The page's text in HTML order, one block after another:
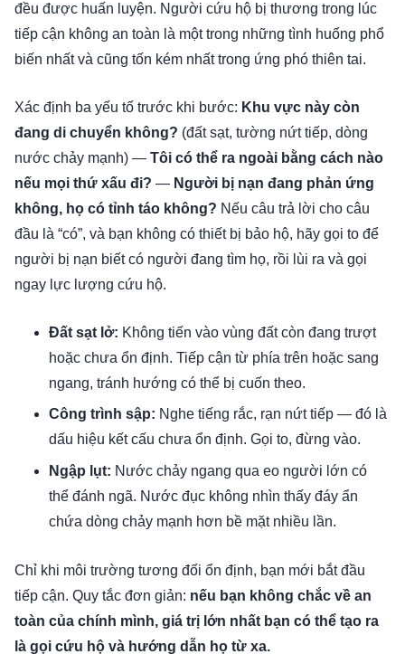
đều được huấn luyện. Người cứu hộ bị thương trong lúc
tiếp cận không an toàn là một trong những tình huống phổ
biến nhất và cũng tốn kém nhất trong ứng phó thiên tai.
Xác định ba yếu tố trước khi bước: Khu vực này còn
đang di chuyển không? (đất sạt, tường nứt tiếp, dòng
nước chảy mạnh) — Tôi có thể ra ngoài bằng cách nào
nếu mọi thứ xấu đi? — Người bị nạn đang phản ứng
không, họ có tỉnh táo không? Nếu câu trả lời cho câu
đầu là “có”, và bạn không có thiết bị bảo hộ, hãy gọi to để
người bị nạn biết có người đang tìm họ, rồi lùi ra và gọi
ngay lực lượng cứu hộ.
Đất sạt lở: Không tiến vào vùng đất còn đang trượt
hoặc chưa ổn định. Tiếp cận từ phía trên hoặc sang
ngang, tránh hướng có thể bị cuốn theo.
Công trình sập: Nghe tiếng rắc, rạn nứt tiếp — đó là
dấu hiệu kết cấu chưa ổn định. Gọi to, đừng vào.
Ngập lụt: Nước chảy ngang qua eo người lớn có
thể đánh ngã. Nước đục không nhìn thấy đáy ẩn
chứa dòng chảy mạnh hơn bề mặt nhiều lần.
Chỉ khi môi trường tương đối ổn định, bạn mới bắt đầu
tiếp cận. Quy tắc đơn giản: nếu bạn không chắc về an
toàn của chính mình, giá trị lớn nhất bạn có thể tạo ra
là gọi cứu hộ và hướng dẫn họ từ xa.